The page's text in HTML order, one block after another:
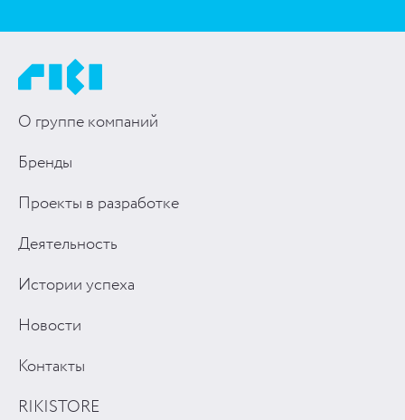
О группе компаний
Бренды
Проекты в разработке
Деятельность
Истории успеха
Новости
Контакты
RIKISTORE